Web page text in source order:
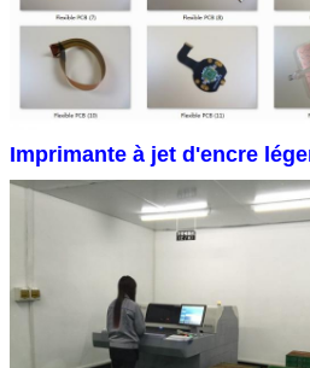
Parcours
minimum (mm)
0.3
Trace minimale 5.90
Écarte
minimale (m)
11.8
RoHS requis
- Oui, oui.
Famille
Pour les
Imprimante à jet d'encre